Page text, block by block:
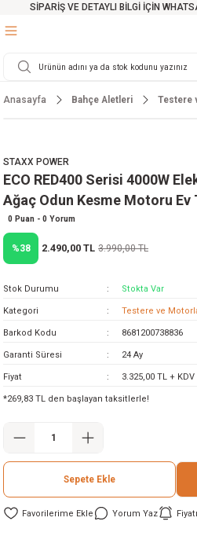
SİPARİŞ VE DETAYLI BİLGİ İÇİN
Testereler
Makinesi
Testereler
Cihazları
Mikser
ve Arabalar
Malzemeleri
Anasayfa Bahçe Aletleri Testere
STAXX POWER
ECO RED400 Serisi 4000W
Ağaç Odun Kesme Motoru Ev
0 Puan - 0 Yorum
%38 2.490,00 TL 3.990,00 TL
Stok Durumu Stokta Var
Kategori Testere ve
Barkod Kodu 8681200738836
Garanti Süresi 24 Ay
Fiyat 3.325,00 TL + KDV
*269,83 TL den başlayan taksitlerle!
Sepete Ekle
Yorum Yaz